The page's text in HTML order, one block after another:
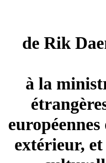
de Rik
à la
extérieur,